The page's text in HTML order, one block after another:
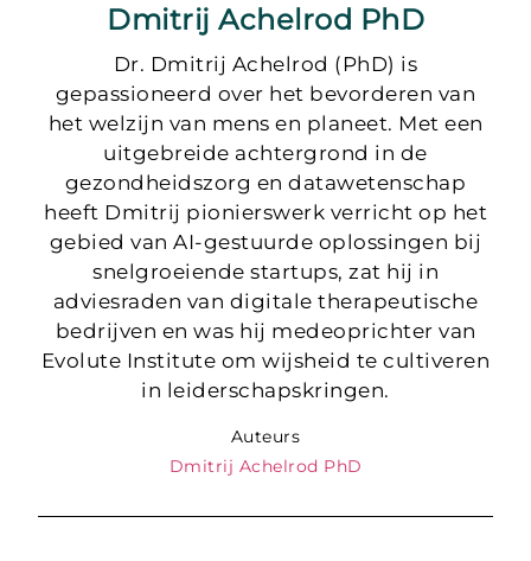
Dmitrij Achelrod PhD
Dr. Dmitrij Achelrod (PhD) is
gepassioneerd over het bevorderen van
het welzijn van mens en planeet. Met een
uitgebreide achtergrond in de
gezondheidszorg en datawetenschap
heeft Dmitrij pionierswerk verricht op het
gebied van AI-gestuurde oplossingen bij
snelgroeiende startups, zat hij in
adviesraden van digitale therapeutische
bedrijven en was hij medeoprichter van
Evolute Institute om wijsheid te cultiveren
in leiderschapskringen.
Auteurs
Dmitrij Achelrod PhD